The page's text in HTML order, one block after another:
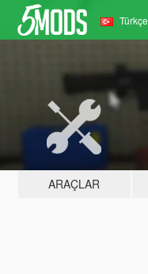
Türkçe
ARAÇLAR